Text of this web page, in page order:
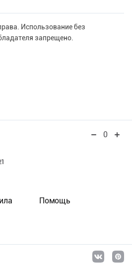
Использование без
запрещено.
0
Помощь